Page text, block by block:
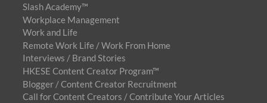
Slash Academy™
Workplace Management
Work and Life
Remote Work Life / Work From Home
Interviews / Brand Stories
HKESE Content Creator Program™
Blogger / Content Creator Recruitment
Call for Content Creators / Contribute Your Articles